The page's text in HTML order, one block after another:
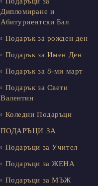
Дипломиране и
Абитуриентски Бал
Подарък за рожден ден
Подарък за Имен Ден
Подарък за 8-ми март
Подарък за Свети
Валентин
Коледни Подаръци
ПОДАРЪЦИ ЗА
Подаръци за Учител
Подаръци за ЖЕНА
Подаръци за МЪЖ